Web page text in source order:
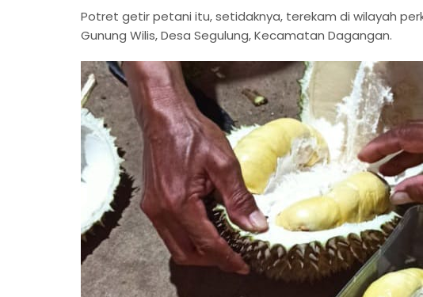
Potret getir petani itu, setidaknya, terekam di wilayah
Gunung Wilis, Desa Segulung, Kecamatan Dagangan.